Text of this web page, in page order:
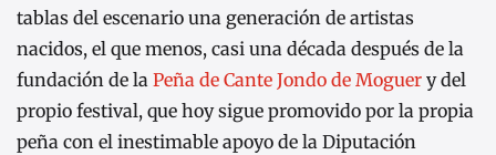
tablas del escenario una generación de artistas
nacidos, el que menos, casi una década después de la
fundación de la Peña de Cante Jondo de Moguer y del
propio festival, que hoy sigue promovido por la propia
peña con el inestimable apoyo de la Diputación